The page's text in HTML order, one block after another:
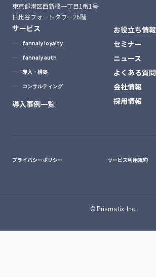
東京都港区西新橋一丁目1番1号
日比谷フォートタワー26階
サービス
fannaly loyalty
fannaly auth
導入・構築
コンサルティング
導入事例一覧
お役立ち情報
セミナー
ニュース
よくある質問
会社情報
採用情報
プライバシーポリシー サービス利用規約
© Prismatix, Inc.